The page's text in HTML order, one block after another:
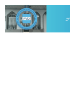
contenido